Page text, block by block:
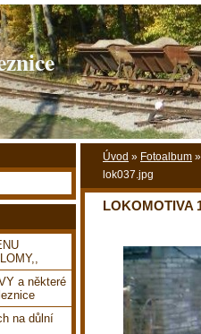
Úvod » Fotoalbum »
lok037.jpg
LOKOMOTIVA
a některé
na důlní